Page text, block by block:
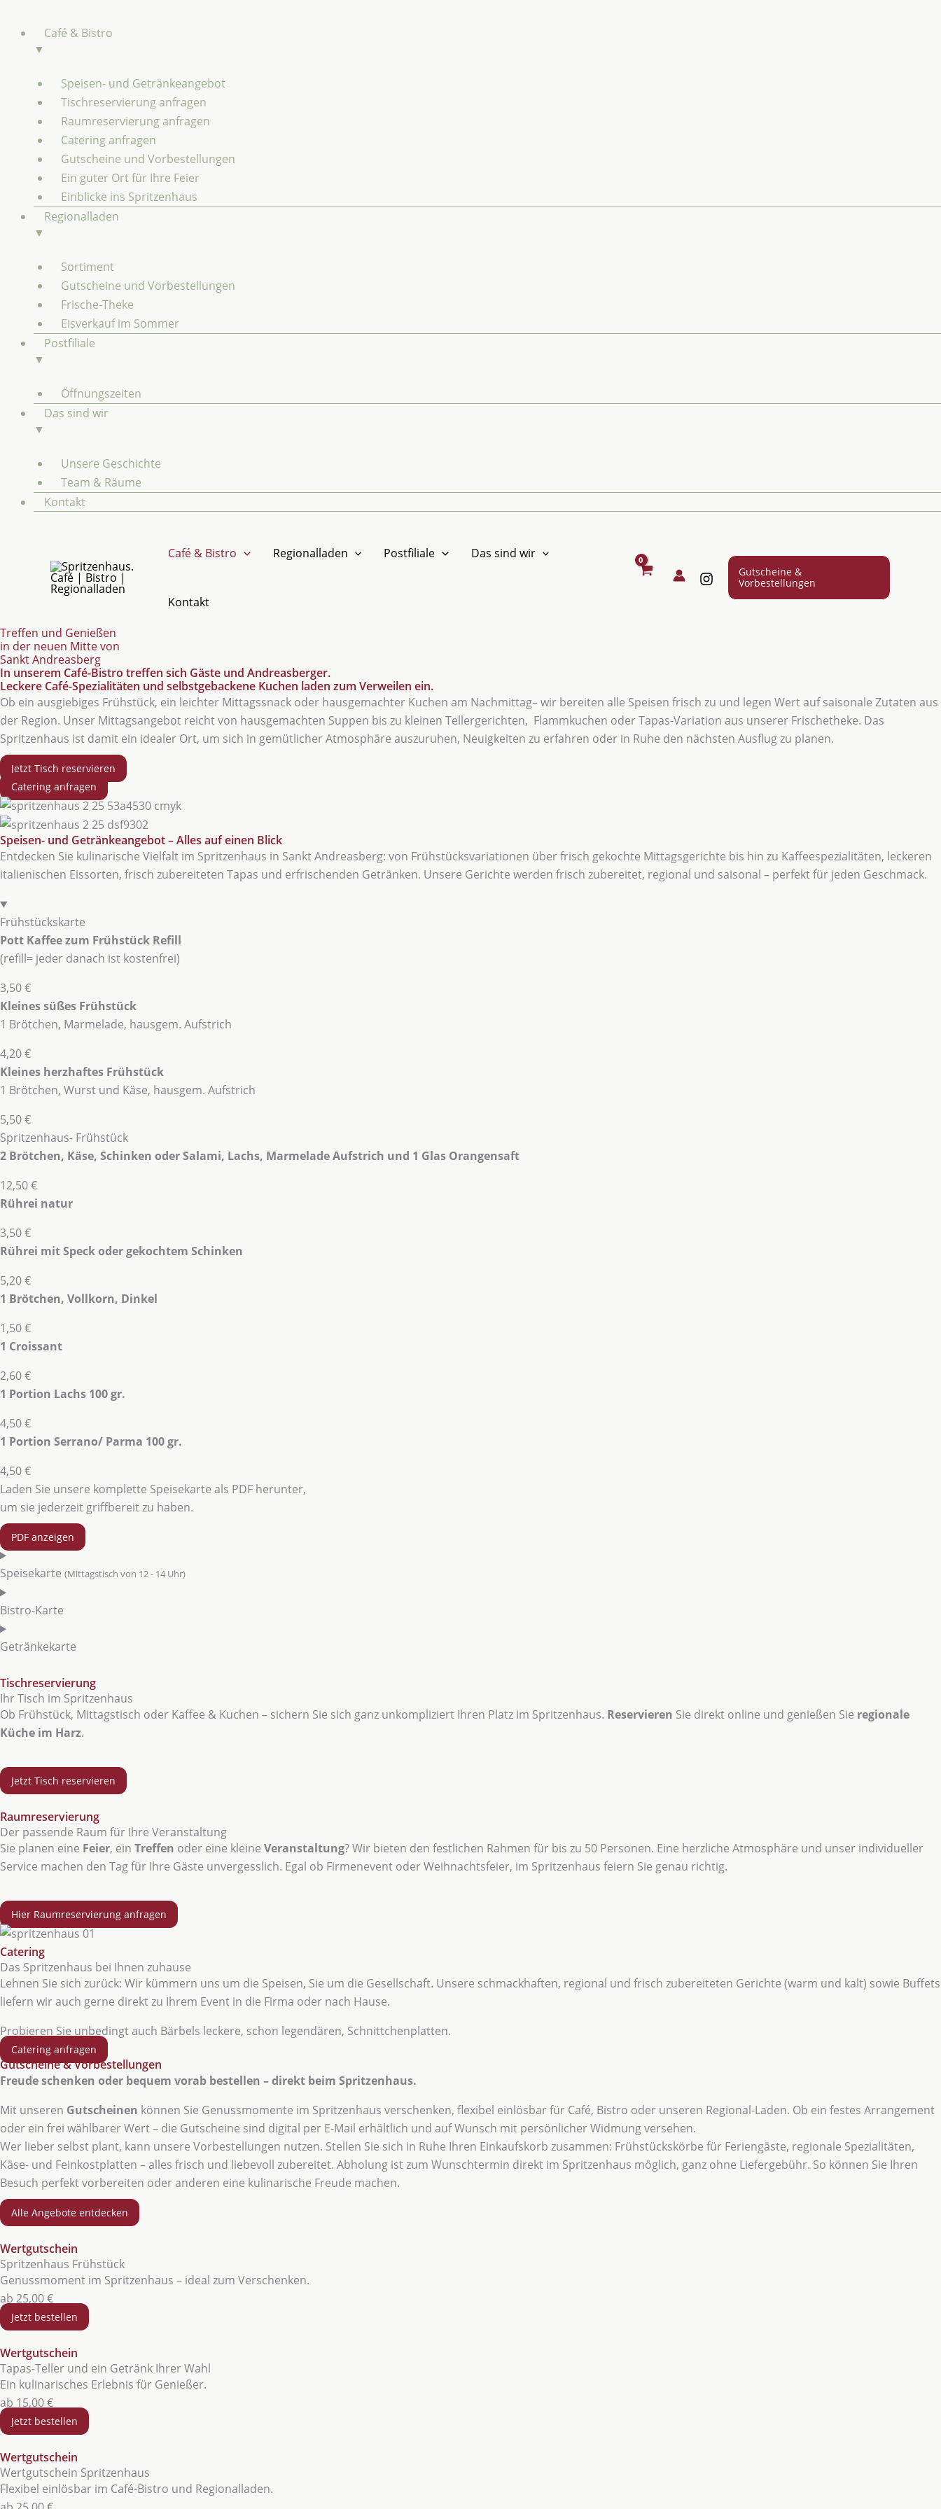
Café & Bistro
▼
Speisen- und Getränkeangebot
Tischreservierung anfragen
Raumreservierung anfragen
Catering anfragen
Gutscheine und Vorbestellungen
Ein guter Ort für Ihre Feier
Einblicke ins Spritzenhaus
Regionalladen
▼
Sortiment
Gutscheine und Vorbestellungen
Frische-Theke
Eisverkauf im Sommer
Postfiliale
▼
Öffnungszeiten
Das sind wir
▼
Unsere Geschichte
Team & Räume
Kontakt
springen
Café & Bistro Regionalladen Postfiliale Das sind wir
Kontakt
Gutscheine &
Vorbestellungen
Treffen und Genießen
in der neuen Mitte von
Sankt Andreasberg
In unserem Café-Bistro treffen sich Gäste und Andreasberger.
Leckere Café-Spezialitäten und selbstgebackene Kuchen laden zum Verweilen ein.
Ob ein ausgiebiges Frühstück, ein leichter Mittagssnack oder hausgemachter Kuchen am Nachmittag– wir bereiten alle Speisen frisch zu und legen Wert auf saisonale Zutaten aus
der Region. Unser Mittagsangebot reicht von hausgemachten Suppen bis zu kleinen Tellergerichten, Flammkuchen oder Tapas-Variation aus unserer Frischetheke. Das
Spritzenhaus ist damit ein idealer Ort, um sich in gemütlicher Atmosphäre auszuruhen, Neuigkeiten zu erfahren oder in Ruhe den nächsten Ausflug zu planen.
Jetzt Tisch reservieren
Catering anfragen
Speisen- und Getränkeangebot – Alles auf einen Blick
Entdecken Sie kulinarische Vielfalt im Spritzenhaus in Sankt Andreasberg: von Frühstücksvariationen über frisch gekochte Mittagsgerichte bis hin zu Kaffeespezialitäten, leckeren
italienischen Eissorten, frisch zubereiteten Tapas und erfrischenden Getränken. Unsere Gerichte werden frisch zubereitet, regional und saisonal – perfekt für jeden Geschmack.
Frühstückskarte
Pott Kaffee zum Frühstück Refill
(refill= jeder danach ist kostenfrei)
3,50 €
Kleines süßes Frühstück
1 Brötchen, Marmelade, hausgem. Aufstrich
4,20 €
Kleines herzhaftes Frühstück
1 Brötchen, Wurst und Käse, hausgem. Aufstrich
5,50 €
Spritzenhaus- Frühstück
2 Brötchen, Käse, Schinken oder Salami, Lachs, Marmelade Aufstrich und 1 Glas Orangensaft
12,50 €
Rührei natur
3,50 €
Rührei mit Speck oder gekochtem Schinken
5,20 €
1 Brötchen, Vollkorn, Dinkel
1,50 €
1 Croissant
2,60 €
1 Portion Lachs 100 gr.
4,50 €
1 Portion Serrano/ Parma 100 gr.
4,50 €
Laden Sie unsere komplette Speisekarte als PDF herunter,
um sie jederzeit griffbereit zu haben.
PDF anzeigen
Speisekarte (Mittagstisch von 12 - 14 Uhr)
Bistro-Karte
Getränkekarte
Tischreservierung
Ihr Tisch im Spritzenhaus
Ob Frühstück, Mittagstisch oder Kaffee & Kuchen – sichern Sie sich ganz unkompliziert Ihren Platz im Spritzenhaus. Reservieren Sie direkt online und genießen Sie regionale
Küche im Harz.
Jetzt Tisch reservieren
Raumreservierung
Der passende Raum für Ihre Veranstaltung
Sie planen eine Feier, ein Treffen oder eine kleine Veranstaltung? Wir bieten den festlichen Rahmen für bis zu 50 Personen. Eine herzliche Atmosphäre und unser individueller
Service machen den Tag für Ihre Gäste unvergesslich. Egal ob Firmenevent oder Weihnachtsfeier, im Spritzenhaus feiern Sie genau richtig.
Hier Raumreservierung anfragen
Catering
Das Spritzenhaus bei Ihnen zuhause
Lehnen Sie sich zurück: Wir kümmern uns um die Speisen, Sie um die Gesellschaft. Unsere schmackhaften, regional und frisch zubereiteten Gerichte (warm und kalt) sowie Buffets
liefern wir auch gerne direkt zu Ihrem Event in die Firma oder nach Hause.
Probieren Sie unbedingt auch Bärbels leckere, schon legendären, Schnittchenplatten.
Catering anfragen
Gutscheine & Vorbestellungen
Freude schenken oder bequem vorab bestellen – direkt beim Spritzenhaus.
Mit unseren Gutscheinen können Sie Genussmomente im Spritzenhaus verschenken, flexibel einlösbar für Café, Bistro oder unseren Regional-Laden. Ob ein festes Arrangement
oder ein frei wählbarer Wert – die Gutscheine sind digital per E-Mail erhältlich und auf Wunsch mit persönlicher Widmung versehen.
Wer lieber selbst plant, kann unsere Vorbestellungen nutzen. Stellen Sie sich in Ruhe Ihren Einkaufskorb zusammen: Frühstückskörbe für Feriengäste, regionale Spezialitäten,
Käse- und Feinkostplatten – alles frisch und liebevoll zubereitet. Abholung ist zum Wunschtermin direkt im Spritzenhaus möglich, ganz ohne Liefergebühr. So können Sie Ihren
Besuch perfekt vorbereiten oder anderen eine kulinarische Freude machen.
Alle Angebote entdecken
Wertgutschein
Spritzenhaus Frühstück
Genussmoment im Spritzenhaus – ideal zum Verschenken.
ab 25,00 €
Jetzt bestellen
Wertgutschein
Tapas-Teller und ein Getränk Ihrer Wahl
Ein kulinarisches Erlebnis für Genießer.
ab 15,00 €
Jetzt bestellen
Wertgutschein
Wertgutschein Spritzenhaus
Flexibel einlösbar im Café-Bistro und Regionalladen.